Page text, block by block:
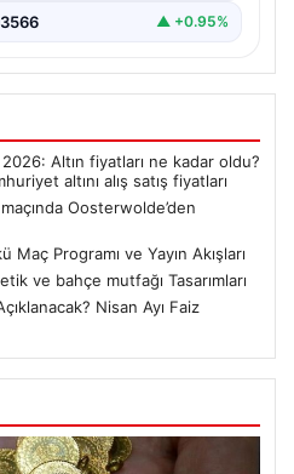
▲ +0.95%
Altın fiyatları ne kadar oldu?
altını alış satış fiyatları
Oosterwolde’den
Programı ve Yayın Akışları
ve bahçe mutfağı Tasarımları
Nisan Ayı Faiz